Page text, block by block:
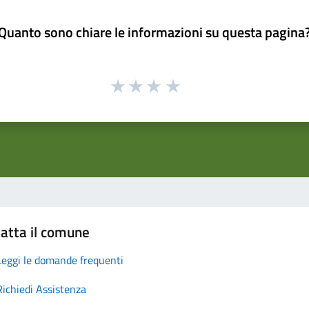
sono chiare le informazioni su questa
il comune
le domande frequenti
Assistenza